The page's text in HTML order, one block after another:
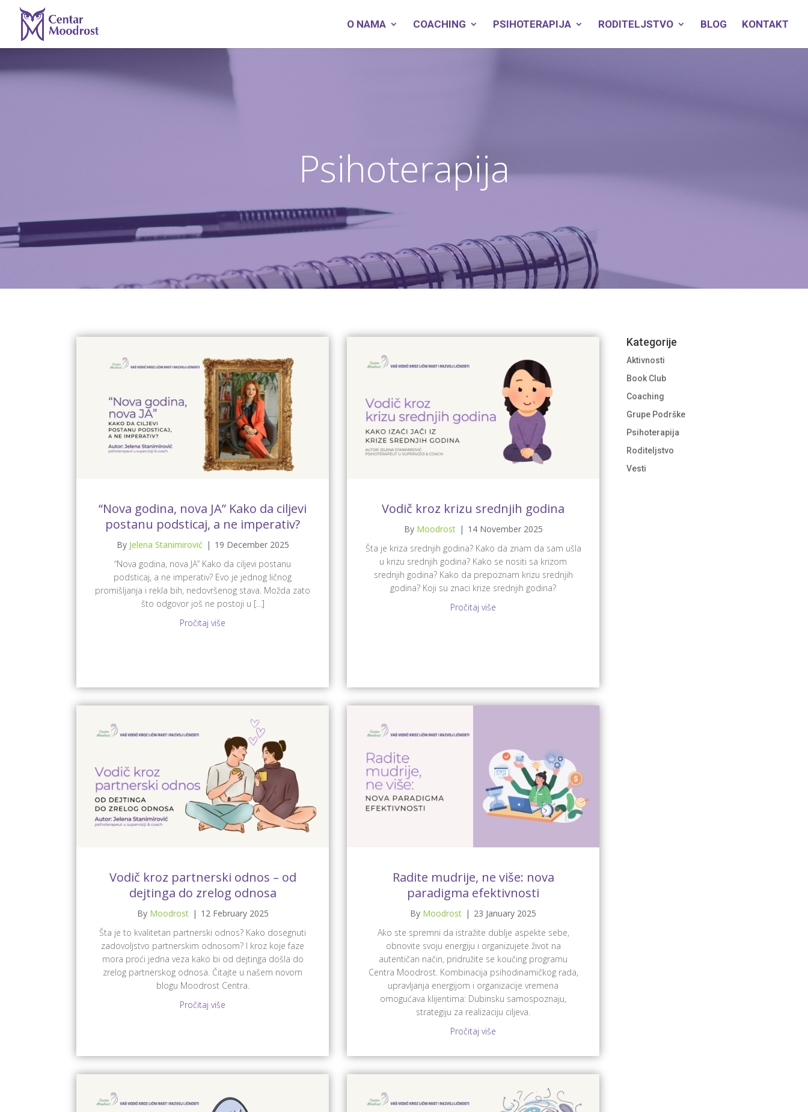
O NAMA COACHING PSIHOTERAPIJA RODITELJSTVO BLOG KONTAKT
Psihoterapija
“Nova godina, nova JA” Kako da ciljevi
postanu podsticaj, a ne imperativ?
By Jelena Stanimirović | 19 December 2025
“Nova godina, nova JA” Kako da ciljevi postanu
podsticaj, a ne imperativ? Evo je jednog ličnog
promišljanja i rekla bih, nedovršenog stava. Možda zato
što odgovor još ne postoji u […]
Pročitaj više
Vodič kroz krizu srednjih godina
By Moodrost | 14 November 2025
Šta je kriza srednjih godina? Kako da znam da sam ušla
u krizu srednjih godina? Kako se nositi sa krizom
srednjih godina? Kako da prepoznam krizu srednjih
godina? Koji su znaci krize srednjih godina?
Pročitaj više
Vodič kroz partnerski odnos – od
dejtinga do zrelog odnosa
By Moodrost | 12 February 2025
Šta je to kvalitetan partnerski odnos? Kako dosegnuti
zadovoljstvo partnerskim odnosom? I kroz koje faze
mora proći jedna veza kako bi od dejtinga došla do
zrelog partnerskog odnosa. Čitajte u našem novom
blogu Moodrost Centra.
Pročitaj više
Radite mudrije, ne više: nova
paradigma efektivnosti
By Moodrost | 23 January 2025
Ako ste spremni da istražite dublje aspekte sebe,
obnovite svoju energiju i organizujete život na
autentičan način, pridružite se koučing programu
Centra Moodrost. Kombinacija psihodinamičkog rada,
upravljanja energijom i organizacije vremena
omogućava klijentima: Dubinsku samospoznaju,
strategiju za realizaciju ciljeva.
Pročitaj više
Kategorije
Aktivnosti
Book Club
Coaching
Grupe Podrške
Psihoterapija
Roditeljstvo
Vesti